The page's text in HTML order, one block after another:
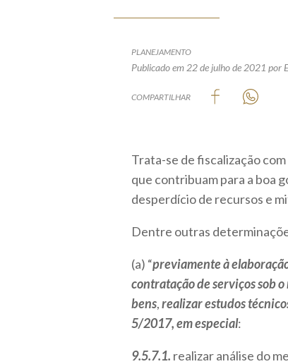
PLANEJAMENTO
Publicado em 22 de julho de 2021 por
COMPARTILHAR
Trata-se de fiscalização
que contribuam para a boa
desperdício de recursos e
Dentre outras
(a) “previamente à
contratação de serviços sob
bens,realizar estudos
5/2017, em especial:
9.5.7.1. realizar análise do